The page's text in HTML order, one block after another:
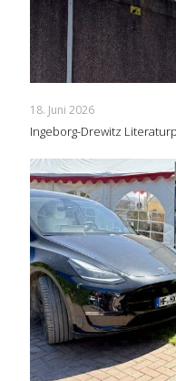
18. Juni 2026
Ingeborg-Drewitz